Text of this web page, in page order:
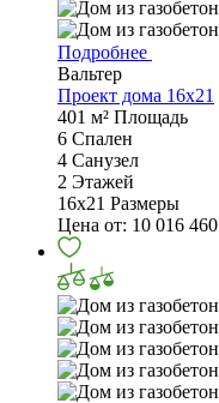
Подробнее
Вальтер
Проект дома 16х21
401 м² Площадь
6 Спален
4 Санузел
2 Этажей
16х21 Размеры
Цена от: 10 016 460